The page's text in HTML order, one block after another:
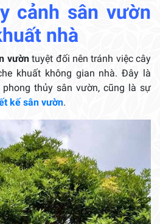
cảnh sân vườn
nhà
vườntuyệt đối nên tránh việc cây
khuất không gian nhà. Đây là
thủy sân vườn, cũng là sự
kế sân vườn.